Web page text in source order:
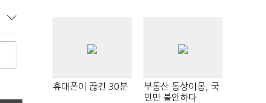
휴대폰이 끊긴 30분
부동산 동상이몽, 국
민만 불안하다